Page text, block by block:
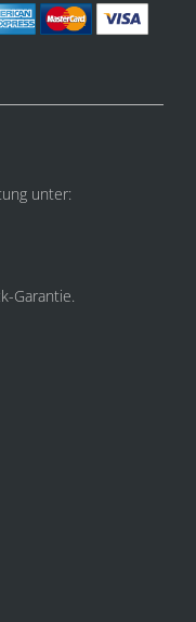
unter:
Garantie.